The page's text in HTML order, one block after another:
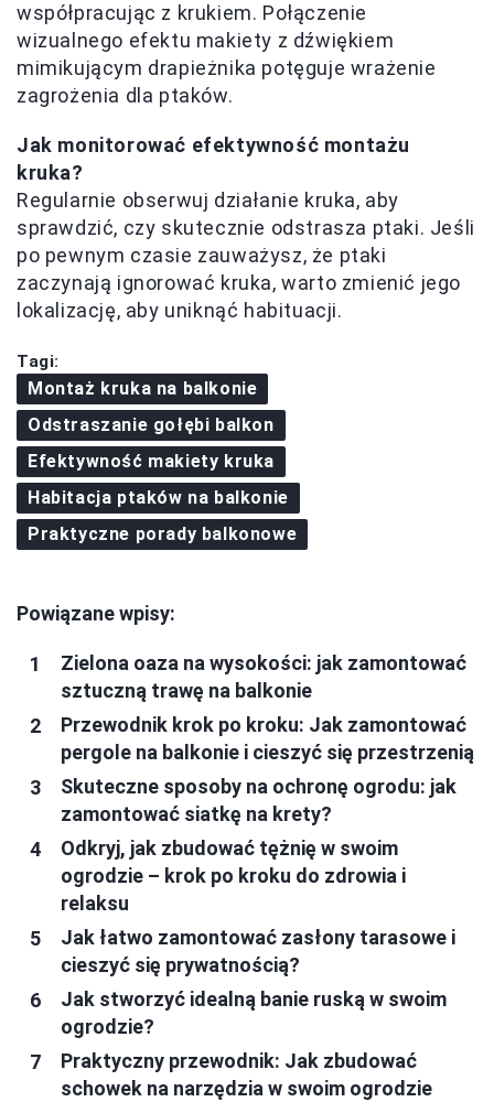
współpracując z krukiem. Połączenie
wizualnego efektu makiety z dźwiękiem
mimikującym drapieżnika potęguje wrażenie
zagrożenia dla ptaków.
Jak monitorować efektywność montażu
kruka?
Regularnie obserwuj działanie kruka, aby
sprawdzić, czy skutecznie odstrasza ptaki. Jeśli
po pewnym czasie zauważysz, że ptaki
zaczynają ignorować kruka, warto zmienić jego
lokalizację, aby uniknąć habituacji.
Tagi:
Montaż kruka na balkonie
Odstraszanie gołębi balkon
Efektywność makiety kruka
Habitacja ptaków na balkonie
Praktyczne porady balkonowe
Powiązane wpisy:
Zielona oaza na wysokości: jak zamontować
sztuczną trawę na balkonie
Przewodnik krok po kroku: Jak zamontować
pergole na balkonie i cieszyć się przestrzenią
Skuteczne sposoby na ochronę ogrodu: jak
zamontować siatkę na krety?
Odkryj, jak zbudować tężnię w swoim
ogrodzie – krok po kroku do zdrowia i
relaksu
Jak łatwo zamontować zasłony tarasowe i
cieszyć się prywatnością?
Jak stworzyć idealną banie ruską w swoim
ogrodzie?
Praktyczny przewodnik: Jak zbudować
schowek na narzędzia w swoim ogrodzie